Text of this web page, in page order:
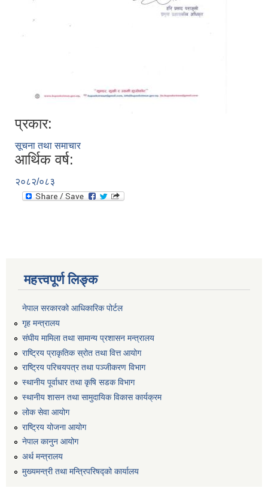
प्रकार:
सूचना तथा समाचार
आर्थिक वर्ष:
२०८२/०८३
महत्त्वपूर्ण लिङ्क
नेपाल सरकारको आधिकारिक पोर्टल
गृह मन्त्रालय
संघीय मामिला तथा सामान्य प्रशासन मन्त्रालय
राष्ट्रिय प्राकृतिक स्रोत तथा वित्त आयोग
राष्ट्रिय परिचयपत्र तथा पञ्जीकरण विभाग
स्थानीय पूर्वाधार तथा कृषि सडक विभाग
स्थानीय शासन तथा सामुदायिक विकास कार्यक्रम
लोक सेवा आयोग
राष्ट्रिय योजना आयोग
नेपाल कानुन आयोग
अर्थ मन्त्रालय
मुख्यमन्त्री तथा मन्त्रिपरिषद्को कार्यालय